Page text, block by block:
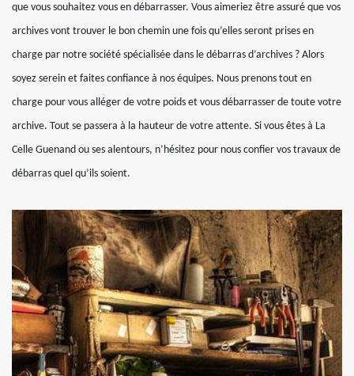
que vous souhaitez vous en débarrasser. Vous aimeriez être assuré que vos
archives vont trouver le bon chemin une fois qu’elles seront prises en
charge par notre société spécialisée dans le débarras d’archives ? Alors
soyez serein et faites confiance à nos équipes. Nous prenons tout en
charge pour vous alléger de votre poids et vous débarrasser de toute votre
archive. Tout se passera à la hauteur de votre attente. Si vous êtes à La
Celle Guenand ou ses alentours, n’hésitez pour nous confier vos travaux de
débarras quel qu’ils soient.